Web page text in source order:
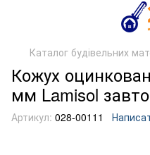
Каталог будівельних
Кожух
мм Lamisol
Артикул: 028-00111